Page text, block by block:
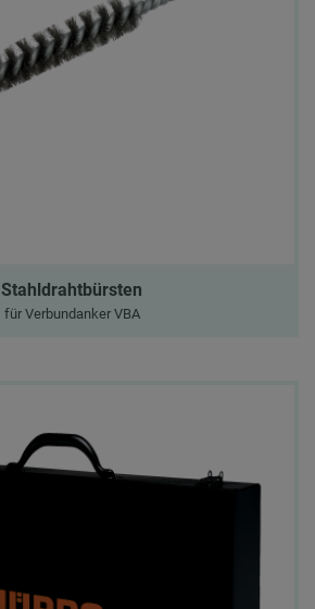
Stahldrahtbürsten
für Verbundanker VBA